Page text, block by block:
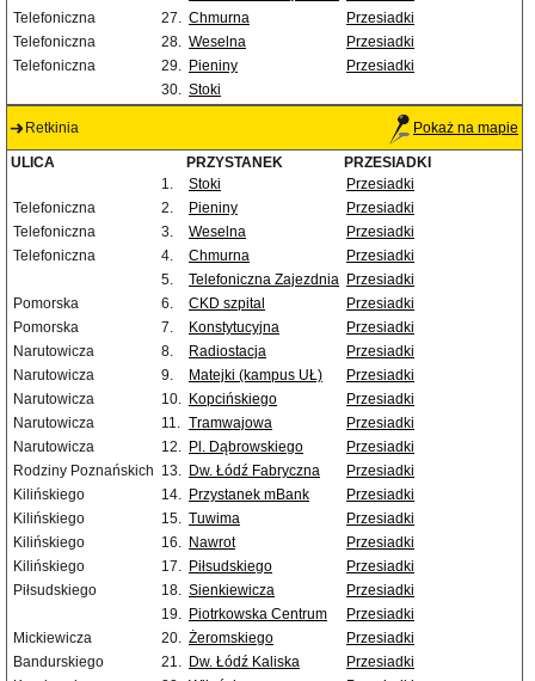
Telefoniczna
27. Chmurna
Przesiadki
Telefoniczna
28. Weselna
Przesiadki
Telefoniczna
29. Pieniny
Przesiadki
30. Stoki
Retkinia Pokaż na mapie
ULICA PRZYSTANEK
PRZESIADKI
1.
Stoki
Przesiadki
Telefoniczna
2. Pieniny
Przesiadki
Telefoniczna
3. Weselna
Przesiadki
Telefoniczna
4. Chmurna
Przesiadki
5.
Telefoniczna Zajezdnia Przesiadki
Pomorska
6. CKD szpital
Przesiadki
Pomorska
7. Konstytucyjna
Przesiadki
Narutowicza
8. Radiostacja
Przesiadki
Narutowicza
9. Matejki (kampus UŁ)
Przesiadki
Narutowicza
10. Kopcińskiego
Przesiadki
Narutowicza
11. Tramwajowa
Przesiadki
Narutowicza
12. Pl. Dąbrowskiego
Przesiadki
Rodziny Poznańskich 13. Dw. Łódź Fabryczna
Przesiadki
Kilińskiego
14. Przystanek mBank
Przesiadki
Kilińskiego
15. Tuwima
Przesiadki
Kilińskiego
16. Nawrot
Przesiadki
Kilińskiego
17. Piłsudskiego
Przesiadki
Piłsudskiego
18. Sienkiewicza
Przesiadki
19. Piotrkowska Centrum
Przesiadki
Mickiewicza
20. Żeromskiego
Przesiadki
Bandurskiego
21. Dw. Łódź Kaliska
Przesiadki